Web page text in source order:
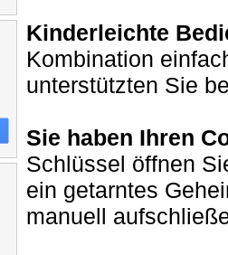
Kinderleichte
Kombination
unterstützten Sie
Sie haben Ihren
Schlüssel öffnen
ein getarntes
manuell